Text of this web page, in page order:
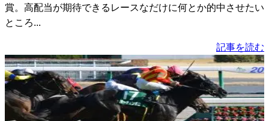
賞。高配当が期待できるレースなだけに何とか的中させたい
ところ...
記事を読む